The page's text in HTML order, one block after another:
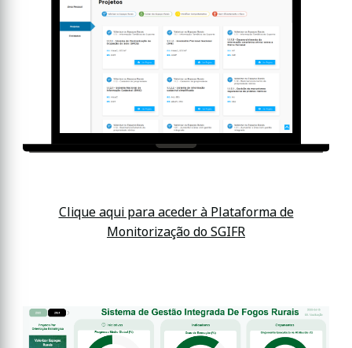
Clique aqui para aceder à Plataforma de
Monitorização do SGIFR